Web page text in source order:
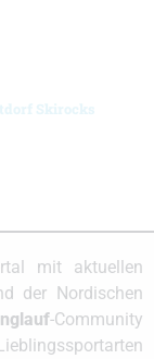
Skirocks
mit aktuellen
der Nordischen
-Community